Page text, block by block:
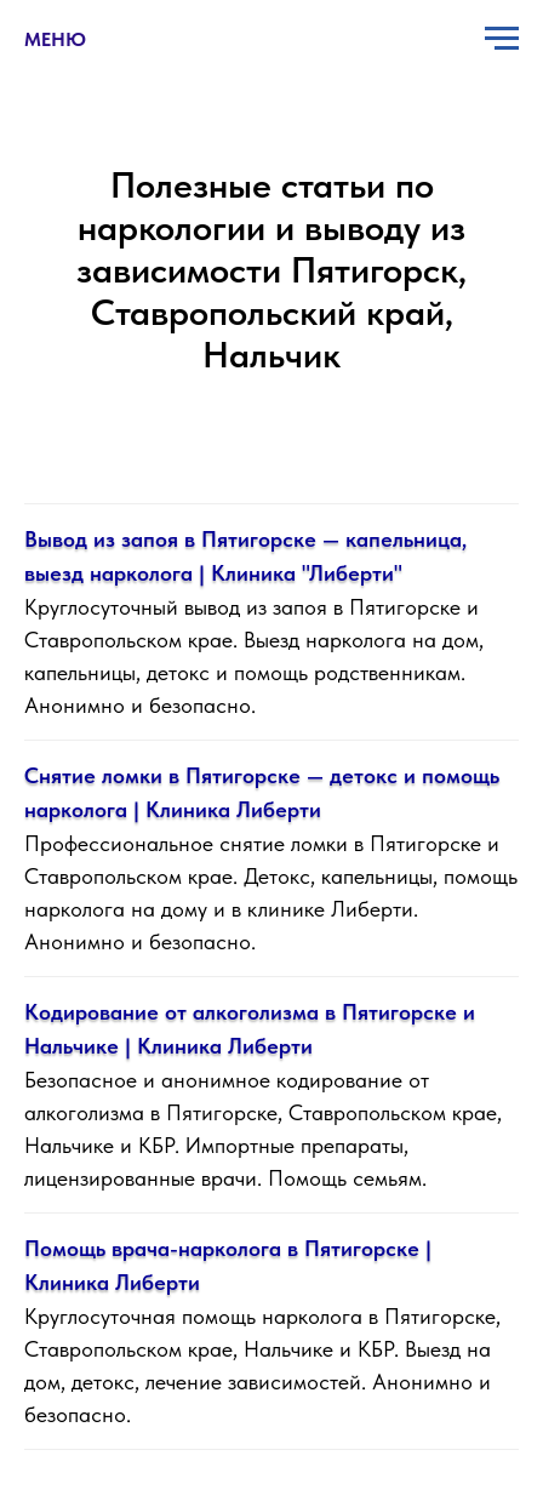
МЕНЮ
Полезные статьи по
наркологии и выводу из
зависимости Пятигорск,
Ставропольский край,
Нальчик
Вывод из запоя в Пятигорске — капельница,
выезд нарколога | Клиника "Либерти"
Круглосуточный вывод из запоя в Пятигорске и
Ставропольском крае. Выезд нарколога на дом,
капельницы, детокс и помощь родственникам.
Анонимно и безопасно.
Снятие ломки в Пятигорске — детокс и помощь
нарколога | Клиника Либерти
Профессиональное снятие ломки в Пятигорске и
Ставропольском крае. Детокс, капельницы, помощь
нарколога на дому и в клинике Либерти.
Анонимно и безопасно.
Кодирование от алкоголизма в Пятигорске и
Нальчике | Клиника Либерти
Безопасное и анонимное кодирование от
алкоголизма в Пятигорске, Ставропольском крае,
Нальчике и КБР. Импортные препараты,
лицензированные врачи. Помощь семьям.
Помощь врача-нарколога в Пятигорске |
Клиника Либерти
Круглосуточная помощь нарколога в Пятигорске,
Ставропольском крае, Нальчике и КБР. Выезд на
дом, детокс, лечение зависимостей. Анонимно и
безопасно.